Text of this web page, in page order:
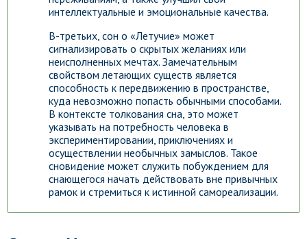
интеллектуальные и эмоциональные качества.
В-третьих, сон о «Летучие» может
сигнализировать о скрытых желаниях или
неисполненных мечтах. Замечательным
свойством летающих существ является
способность к передвижению в пространстве,
куда невозможно попасть обычными способами.
В контексте толкования сна, это может
указывать на потребность человека в
экспериментировании, приключениях и
осуществлении необычных замыслов. Такое
сновидение может служить побуждением для
снающегося начать действовать вне привычных
рамок и стремиться к истинной самореализации.